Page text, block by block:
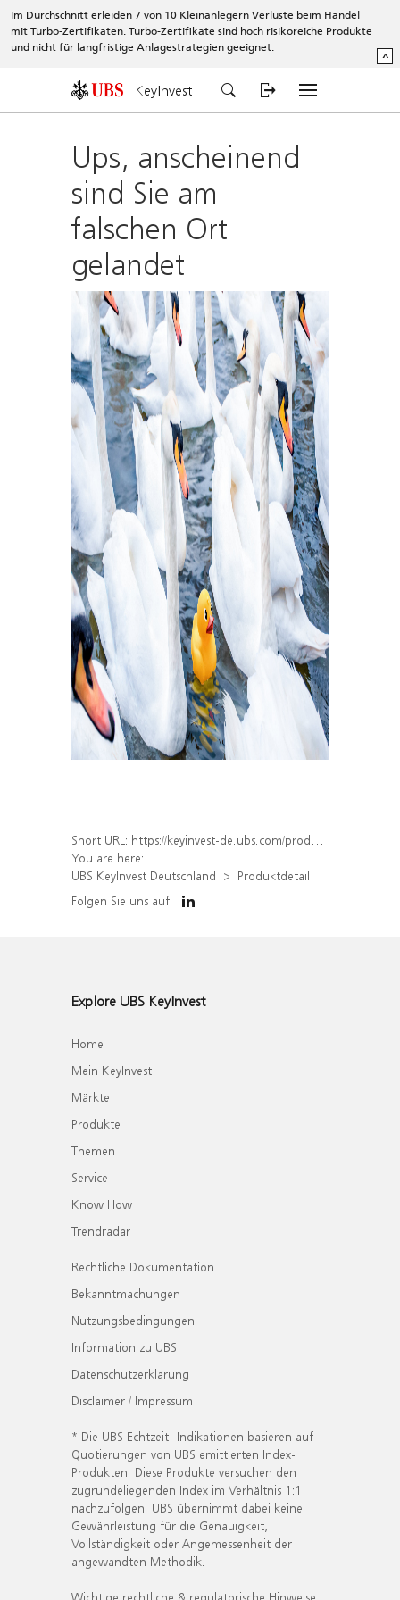
Im Durchschnitt erleiden 7 von 10 Kleinanlegern Verluste beim Handel
mit Turbo-Zertifikaten. Turbo-Zertifikate sind hoch risikoreiche Produkte
und nicht für langfristige Anlagestrategien geeignet.
^
KeyInvest
Ups, anscheinend
sind Sie am
falschen Ort
gelandet
Short URL: https://keyinvest-de.ubs.com/produkt/detail/index/isin/DE000WA7B261
You are here:
UBS KeyInvest Deutschland
Produktdetail
Folgen Sie uns auf
Explore UBS KeyInvest
Home
Mein KeyInvest
Märkte
Produkte
Themen
Service
Know How
Trendradar
Rechtliche Dokumentation
Bekanntmachungen
Nutzungsbedingungen
Information zu UBS
Datenschutzerklärung
Disclaimer / Impressum
* Die UBS Echtzeit- Indikationen basieren auf
Quotierungen von UBS emittierten Index-
Produkten. Diese Produkte versuchen den
zugrundeliegenden Index im Verhältnis 1:1
nachzufolgen. UBS übernimmt dabei keine
Gewährleistung für die Genauigkeit,
Vollständigkeit oder Angemessenheit der
angewandten Methodik.